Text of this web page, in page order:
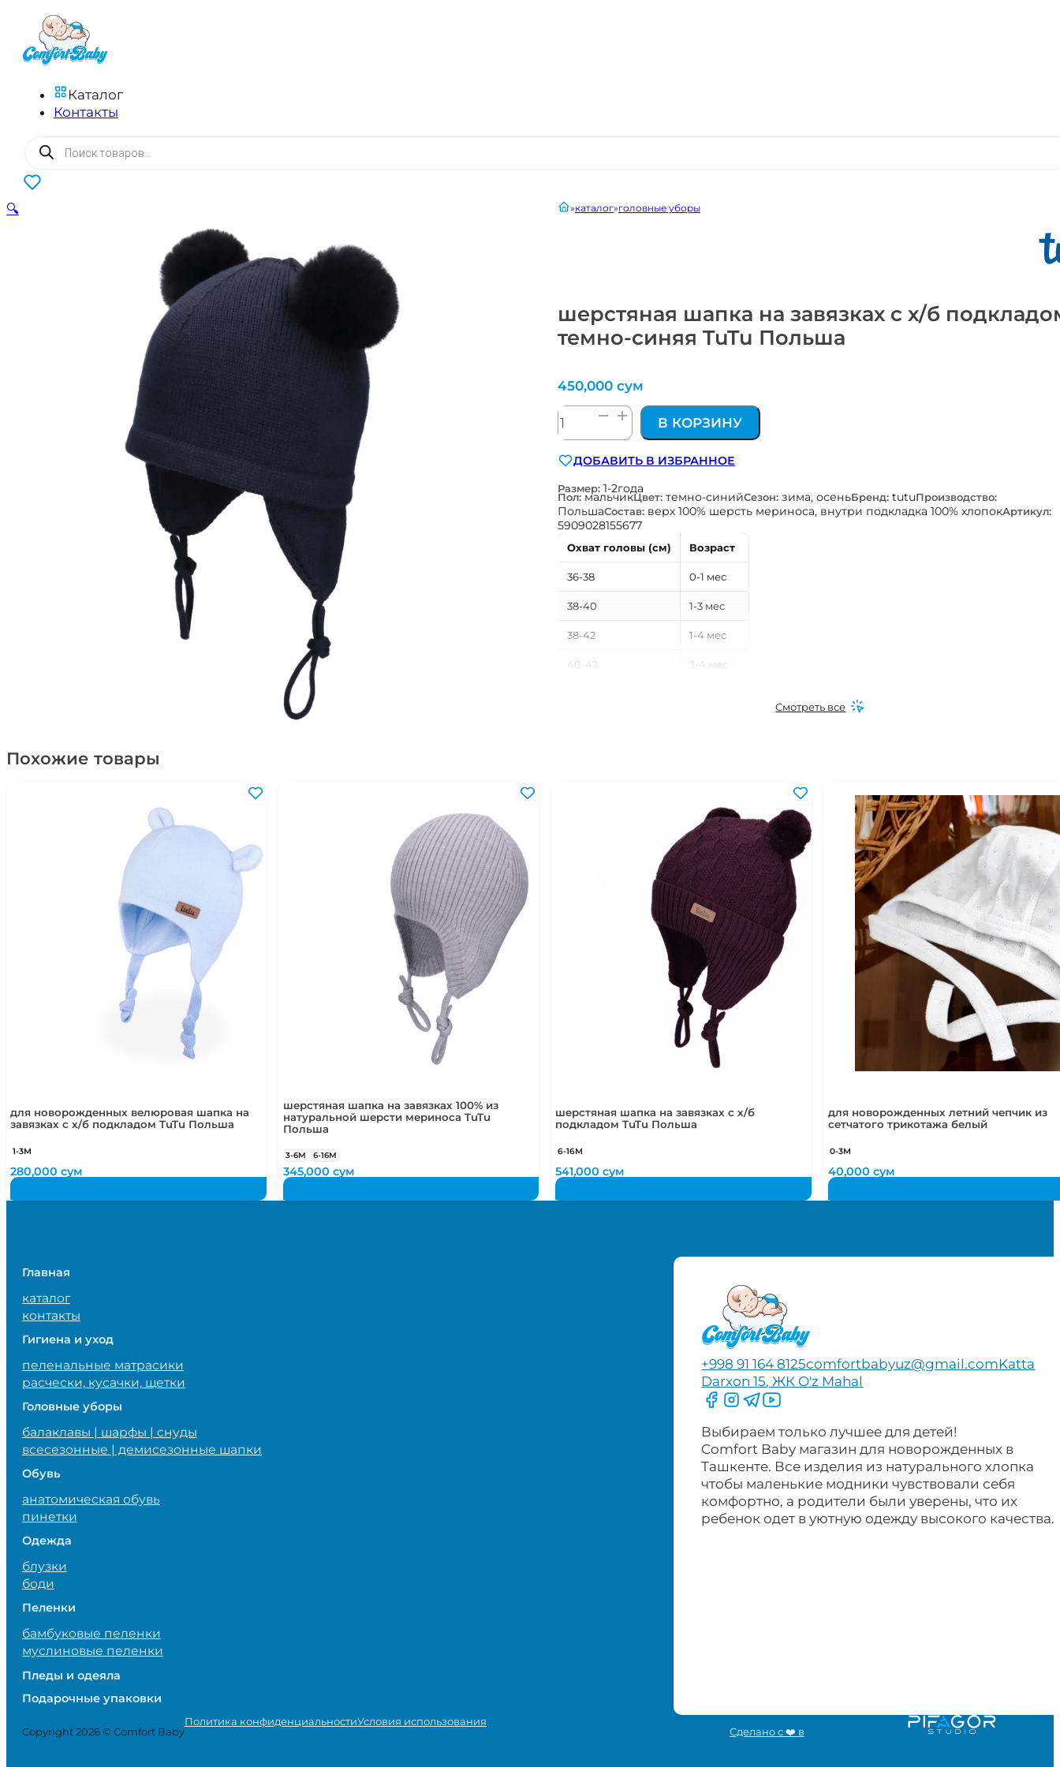
Каталог
Контакты
Поиск
товаров
0
шерстяная шапка на завязках с х/б
темно-синяя TuTu Польша
главнаякаталог головные уборы
450,000 сум
Количество
товара
шапка
на
завязках
с
подкладом
темно-
синяя
Польша
В КОРЗИНУ
ДОБАВИТЬ В ИЗБРАННОЕ
Размер: 1-2года
Пол: мальчикЦвет: темно-синийСезон: зима, осеньБренд: tutuПроизводство:
ПольшаСостав: верх 100% шерсть мериноса, внутри подкладка 100% хлопокАртикул:
5909028155677
Охват головы (см) Возраст
36-38 0-1 мес
38-40 1-3 мес
38-42 1-4 мес
40-42 3-4 мес
6-10 мес
6-16 мес
10-16 мес
10-24 мес
1-4 года
1,5-2 года
1,5-4 года
2-4 года
2-5 лет
Смотреть все
🔍
Похожие товары
для новорожденных велюровая шапка на
завязках с х/б подкладом TuTu Польша
1-3М
280,000сум
шерстяная шапка на завязках 100% из
натуральной шерсти мериноса TuTu
Польша
3-6М 6-16М
345,000 сум
шерстяная шапка на завязках с х/б
подкладом TuTu Польша
6-16М
541,000сум
для новорожденных летний чепчик из
сетчатого трикотажа белый
0-3М
40,000 сум
Главная
каталог
контакты
Гигиена и уход
пеленальные матрасики
расчески, кусачки, щетки
Головные уборы
балаклавы | шарфы | снуды
всесезонные | демисезонные шапки
Обувь
анатомическая обувь
пинетки
Одежда
блузки
боди
Пеленки
бамбуковые пеленки
муслиновые пеленки
Пледы и одеяла
Подарочные упаковки
+998 91 164 8125comfortbabyuz@gmail.comKatta
Darxon 15, ЖК O'z Mahal
Следите за нами на Facebook
Следите за нами в Instagram
Следите за нами в Telegram
Следите за нами в YouTube
Выбираем только лучшее для детей!
Comfort Baby магазин для новорожденных в
Ташкенте. Все изделия из натурального хлопка
чтобы маленькие модники чувствовали себя
комфортно, а родители были уверены, что их
ребенок одет в уютную одежду высокого качества.
Copyright 2026 © Comfort Baby
Политика конфиденциальностиУсловия использования
Сделано с ❤️ в